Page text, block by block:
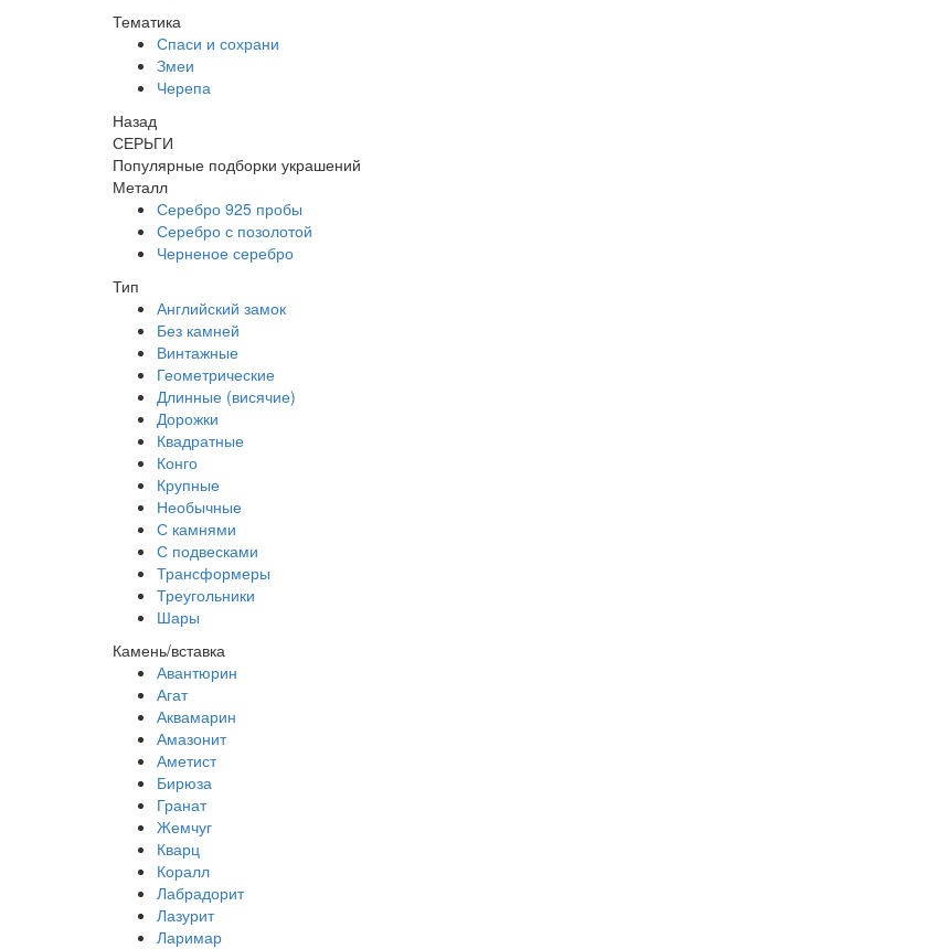
Тематика
Спаси и сохрани
Змеи
Черепа
Назад
СЕРЬГИ
Популярные подборки украшений
Металл
Серебро 925 пробы
Серебро с позолотой
Черненое серебро
Тип
Английский замок
Без камней
Винтажные
Геометрические
Длинные (висячие)
Дорожки
Квадратные
Конго
Крупные
Необычные
С камнями
С подвесками
Трансформеры
Треугольники
Шары
Камень/вставка
Авантюрин
Агат
Аквамарин
Амазонит
Аметист
Бирюза
Гранат
Жемчуг
Кварц
Коралл
Лабрадорит
Лазурит
Ларимар